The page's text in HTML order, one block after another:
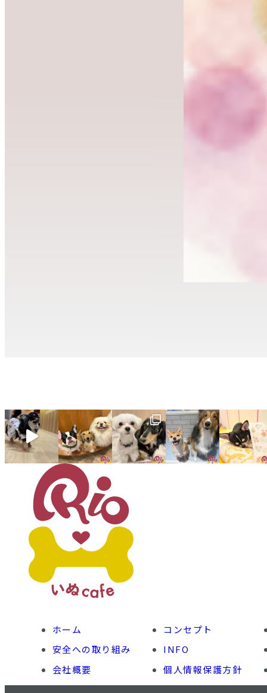
ホーム
コンセプト
安全への取り組み
INFO
会社概要
個人情報保護方針